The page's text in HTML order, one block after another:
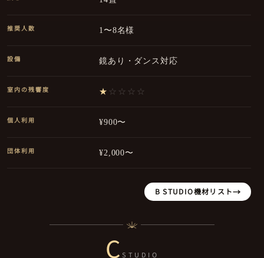
推奨人数 1〜8名様
設備 鏡あり・ダンス対応
室内の残響度 ★ ☆☆☆☆
個人利用 ¥900〜
団体利用 ¥2,000〜
B STUDIO機材リスト
C STUDIO